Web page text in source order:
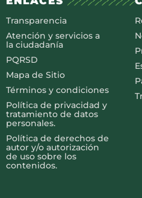
Transparencia
Atención y servicios a
la ciudadanía
PQRSD
Mapa de Sitio
Términos y condiciones
Política de privacidad y
tratamiento de datos
personales.
Política de derechos de
autor y/o autorización
de uso sobre los
contenidos.